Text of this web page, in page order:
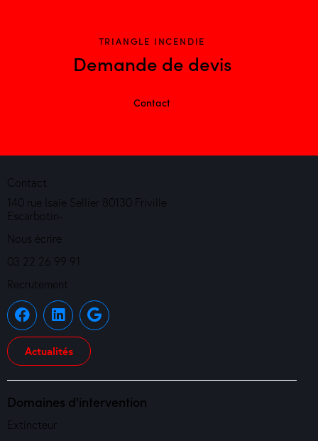
TRIANGLE INCENDIE
Demande de devis
Contact
Contact
140 rue Isaïe Sellier 80130 Friville
Escarbotin-
Nous écrire
03 22 26 99 91
Recrutement
Actualités
Domaines d'intervention
Extincteur